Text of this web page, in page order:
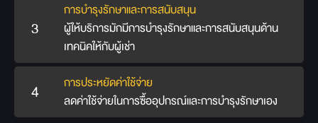
3
การบำรุงรักษาและการสนับสนุน
ผู้ให้บริการมักมีการบำรุงรักษาและการสนับสนุนด้าน
เทคนิคให้กับผู้เช่า
4
การประหยัดค่าใช้จ่าย
ลดค่าใช้จ่ายในการซื้ออุปกรณ์และการบำรุงรักษาเอง